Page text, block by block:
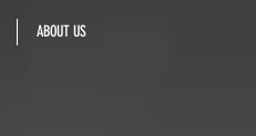
ABOUT US